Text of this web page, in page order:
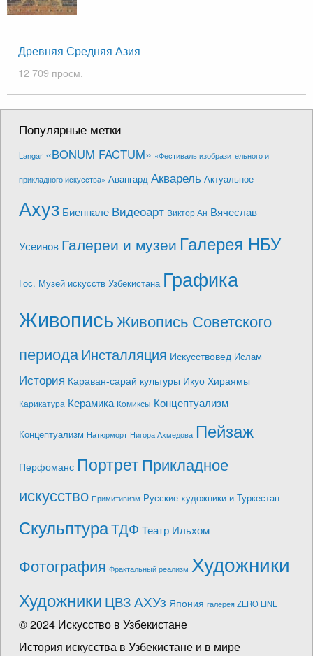
Древняя Средняя Азия
12 709 просм.
Популярные метки
Langar «BONUM FACTUM» «Фестиваль изобразительного и
прикладного искусства» Авангард Акварель Актуальное
Ахуз Биеннале Видеоарт Виктор Ан Вячеслав
Усеинов Галереи и музеи Галерея НБУ
Гос. Музей искусств Узбекистана Графика
ЖивописьЖивопись Советского
периодаИнсталляция Искусствовед Ислам
История Караван-сарай культуры Икуо Хираямы
Карикатура Керамика Комиксы Концептуализм
Концептуализм Натюрморт Нигора Ахмедова Пейзаж
Перфоманс ПортретПрикладное
искусство Примитивизм Русские художники и Туркестан
СкульптураТДФ Театр Ильхом
Фотография Фрактальный реализм Художники
Художники ЦВЗ АХУз Япония галерея ZERO LINE
© 2024 Искусство в Узбекистане
История искусства в Узбекистане и в мире